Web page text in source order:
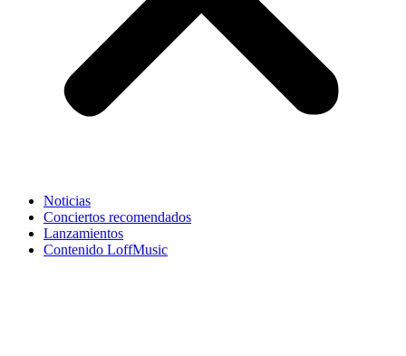
Noticias
Conciertos recomendados
Lanzamientos
Contenido LoffMusic